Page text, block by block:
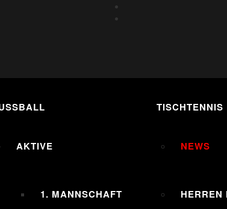
AKTIVE
1. MANNSCHAFT
TISCHTENNIS
NEWS
HERREN